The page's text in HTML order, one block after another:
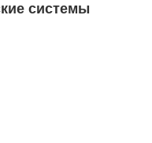
системы